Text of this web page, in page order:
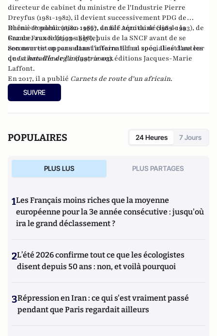
directeur de cabinet du ministre de l'Industrie Pierre
Dreyfus (1981-1982), il devient successivement PDG de
Rhône-Poulenc (1982-1986), de Elf Aquitaine (1989-1993), de
Gaz de France (1993-1996), puis de la SNCF avant de se
reconvertir en consultant international spécialisé dans les
questions d'énergie (1997-2003).
Dernière publication :1997, année zéro du déclin de la
France, aux Editions Elytel.
Son nom est apparu dans l'affaire Elf en 2003. Il est l'auteur
deLa bataille de l'industrieaux éditions Jacques-Marie
Laffont.
En 2017, il a publié Carnets de route d'un africain.
SUIVRE
POPULAIRES 24 Heures 7 Jours
PLUS LUS PLUS PARTAGES
1Les Français moins riches que la moyenne
européenne pour la 3e année consécutive : jusqu'où
ira le grand déclassement ?
2L’été 2026 confirme tout ce que les écologistes
disent depuis 50 ans : non, et voilà pourquoi
3Répression en Iran : ce qui s'est vraiment passé
pendant que Paris regardait ailleurs